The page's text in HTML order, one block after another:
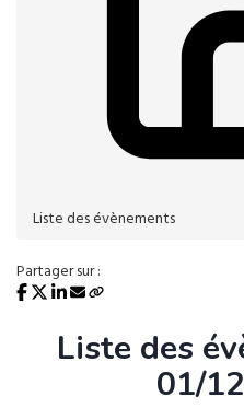
Liste des évènements
Partager sur :
Liste des
01/